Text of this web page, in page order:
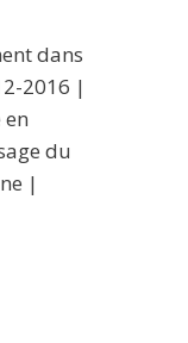
dans
2016 |
du
|